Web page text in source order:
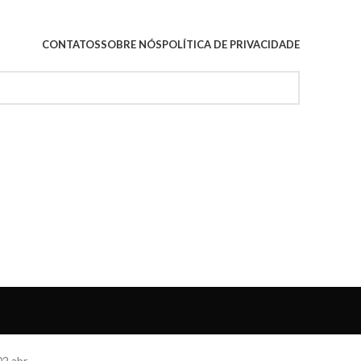
CONTATOSSOBRE NÓSPOLÍTICA DE PRIVACIDADE